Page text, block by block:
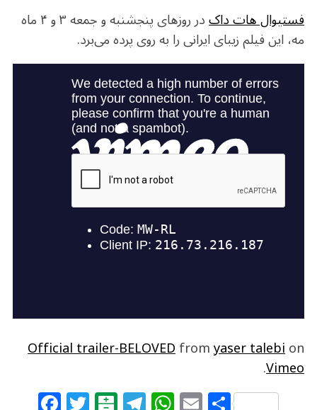
فستیوال هات داک
در روزهای پنجشنبه و جمعه ۳ و ۴ ماه
مه، این فیلم زیبای ایرانی را به روی پرده می‌برد.
Official trailer-BELOVEDfromyaser talebion
Vimeo
.